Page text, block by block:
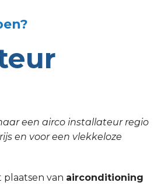
een airco installateur regio
en voor een vlekkeloze
plaatsen van airconditioning